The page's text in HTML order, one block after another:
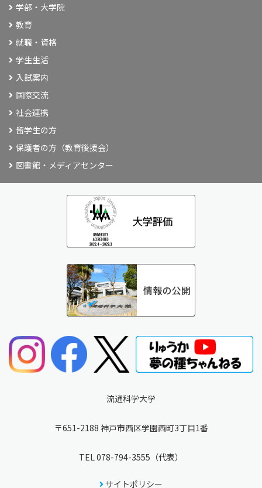
学部・大学院
教育
就職・資格
学生生活
入試案内
国際交流
社会連携
留学生の方
保護者の方（教育後援会）
図書館・メディアセンター
流通科学大学
〒651-2188 神戸市西区学園西町3丁目1番
TEL 078-794-3555 （代表）
サイトポリシー